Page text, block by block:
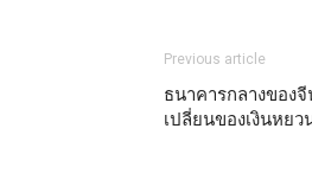
Previous article
ธนาคารกลางของ
เปลี่ยนของเงินหย